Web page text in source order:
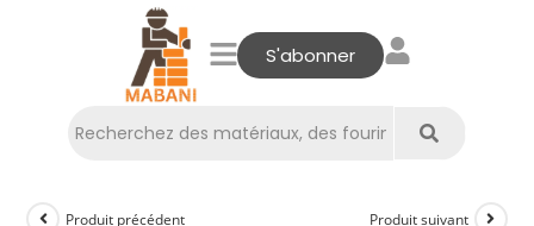
S'abonner
Produit précédent Produit suivant